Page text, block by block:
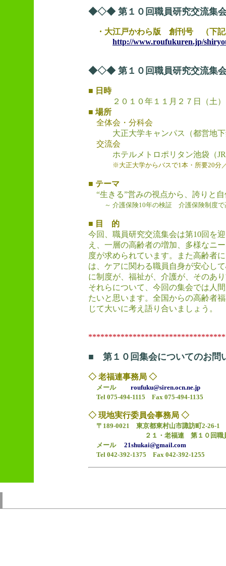
◆◇◆ 第１０回職員研究交流
・大江戸かわら版 創刊号 （下記
http://www.roufukuren.jp/
◆◇◆ 第１０回職員研究交流集
■ 日時
２０１０年１１月２７日（土
■ 場所
全体会・分科会
大正大学キャンパス（都営地
交流会
ホテルメトロポリタン池袋（
※大正大学からバスで1本・所要20
■ テーマ
“生きる”営みの視点から、誇りと
～ 介護保険10年の検証 介護保険制度
■ 目 的
今回、職員研究交流集会は第10回を
え、一層の高齢者の増加、多様なニ
度が求められています。また高齢者
は、ケアに関わる職員自身が安心し
に制度が、福祉が、介護が、そのあ
それらについて、今回の集会では人
たいと思います。全国からの高齢者
じて大いに考え語り合いましょう。
■ 第１０回集会についてのお
◇ 老福連事務局 ◇
メール
roufuku@siren.ocn.ne.jp
Tel 075-494-1115 Fax 075-494-1135
◇ 現地実行委員会事務局 ◇
〒189-0021 東京都東村山市諏訪町2-26-1
２１・老福連 第１０回職
メール
21shukai@gmail.com
Tel 042-392-1375 Fax 042-392-1255